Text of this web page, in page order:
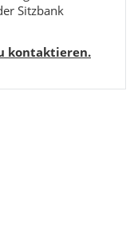
Sitzbank
kontaktieren.